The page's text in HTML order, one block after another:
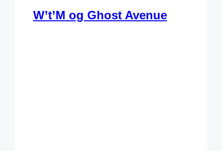
W’t’M og Ghost Avenue